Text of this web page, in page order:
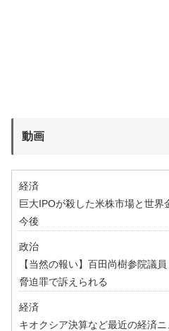
動画
経済
巨大IPOが殺した米株市場と世界
今後
政治
【当然の報い】百田尚樹参院議
脅迫罪で訴えられる
経済
キオクシア決算など最近の経済ニ